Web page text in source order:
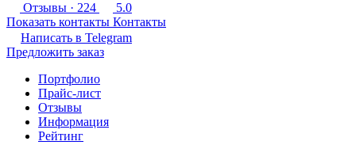
Отзывы · 224
5.0
Показать контакты Контакты
Написать в Telegram
Предложить заказ
Портфолио
Прайс-лист
Отзывы
Информация
Рейтинг